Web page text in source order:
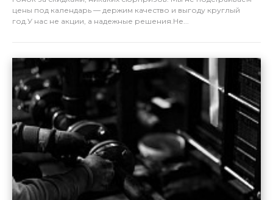
цены под календарь — держим качество и выгоду круглый
год.У нас не акции, а надежные решения.Не...